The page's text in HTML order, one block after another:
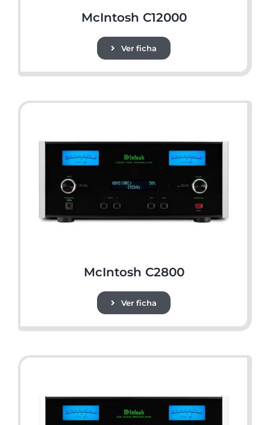
McIntosh C12000
Ver ficha
McIntosh C2800
Ver ficha